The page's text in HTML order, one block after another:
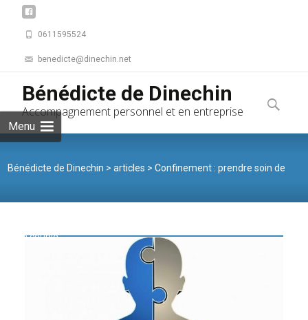
0611595524
benedicte@dinechin.net
Bénédicte de Dinechin
Accompagnement personnel et en entreprise
Menu
content
Bénédicte de Dinechin >articles >Confinement : prendre soin de
mon couple